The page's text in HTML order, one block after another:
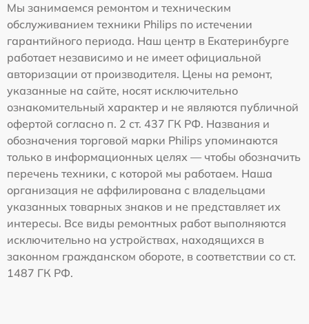
Мы занимаемся ремонтом и техническим
обслуживанием техники Philips по истечении
гарантийного периода. Наш центр в Екатеринбурге
работает независимо и не имеет официальной
авторизации от производителя. Цены на ремонт,
указанные на сайте, носят исключительно
ознакомительный характер и не являются публичной
офертой согласно п. 2 ст. 437 ГК РФ. Названия и
обозначения торговой марки Philips упоминаются
только в информационных целях — чтобы обозначить
перечень техники, с которой мы работаем. Наша
организация не аффилирована с владельцами
указанных товарных знаков и не представляет их
интересы. Все виды ремонтных работ выполняются
исключительно на устройствах, находящихся в
законном гражданском обороте, в соответствии со ст.
1487 ГК РФ.